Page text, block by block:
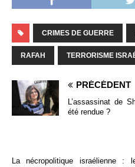
CRIMES DE GUERRE
RAFAH TERRORISME
PRÉCÉDENT
L’assassinat de
été rendue ?
La nécropolitique israélienne :